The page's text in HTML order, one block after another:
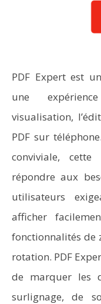
PDF Expert est
une
visualisation,
PDF sur
conviviale,
répondre aux
utilisateurs
afficher
fonctionnalités de
rotation. PDF
de marquer les
surlignage, de